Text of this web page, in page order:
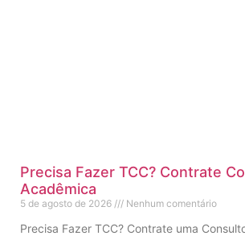
Precisa Fazer TCC? Contrate
Acadêmica
5 de agosto de 2026 Nenhum comentário
Precisa Fazer TCC? Contrate uma